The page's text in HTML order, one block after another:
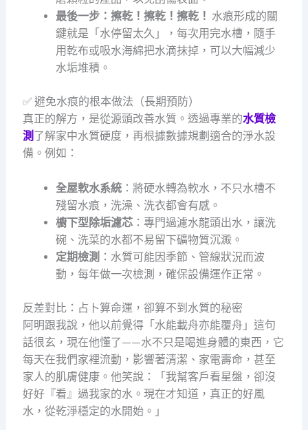
最後一步：擦乾！擦乾！擦乾！ 水痕形成的關
鍵就是「水停留太久」，每次用完水槽，隨手
用乾布或吸水海綿把水滴抹掉，可以大幅減少
水垢堆積。
✅ 避免水痕的根本做法（長期預防）
真正的解方，是從源頭改善水質。透過專業的水質檢
測 了解家中水質硬度，再根據數據規劃適合的淨水設
備。例如：
全屋軟水系統：將硬水轉為軟水，不只水槽不
殘留水痕，洗澡、洗衣都會有感。
櫥下型除垢濾芯：專門過濾水龍頭出水，讓洗
碗、洗菜的水都不易留下礦物質沉澱。
定期檢測 ：水質可能因季節、管線狀況而波
動，每年做一次檢測，確保設備運作正常。
反差對比：占卜算命運，卻算不到水質的秘密
阿明跟我說，他以前覺得「水能載舟亦能覆舟」這句
話很玄，現在他懂了——水不只是喝進身體的東西，它
每天在我們家裡流動，影響著清潔、家電壽命，甚至
家人的肌膚健康。他笑說：「我幫客戶看星盤，卻沒
好好『看』過我家的水。現在才知道，真正的好風
水，從乾淨穩定的水開始。」